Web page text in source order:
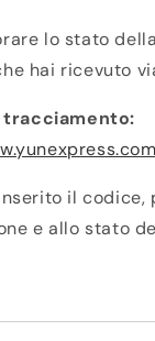
lo stato
hai ricevuto
il
e allo stato